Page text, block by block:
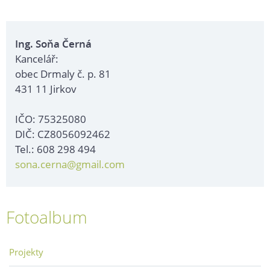
Ing. Soňa Černá
Kancelář:
obec Drmaly č. p. 81
431 11 Jirkov
IČO: 75325080
DIČ: CZ8056092462
Tel.: 608 298 494
sona.cerna@gmail.com
Fotoalbum
Projekty